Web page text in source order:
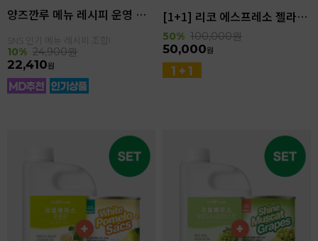
양즈깐루 메뉴 레시피 운영 세트
SNS 인기 메뉴 레시피 조합!
10% 24,900원
22,410원
[1+1] 리코 에스프레소 젤라또 4kg(4.6L)
50% 100,000원
50,000원